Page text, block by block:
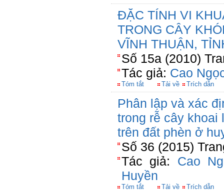
ĐẶC TÍNH VI
TRONG CÂY
VĨNH THUẬN,
Số 15a (2010)
Tác giả: Cao
Tóm tắt Tải về Trích dẫn
Phân lập và xác
trong rễ cây khoai
trên đất phèn ở
Số 36 (2015)
Tác giả: Cao
Huyền
Tóm tắt Tải về Trích dẫn